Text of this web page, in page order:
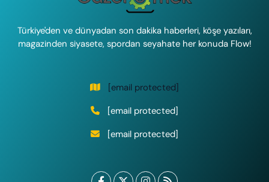
Türkiye'den ve dünyadan son dakika haberleri, köşe yazıları,
magazinden siyasete, spordan seyahate her konuda Flow!
[email protected]
[email protected]
[email protected]